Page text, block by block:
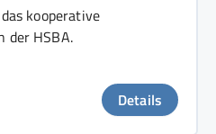
kooperative
der HSBA.
Details